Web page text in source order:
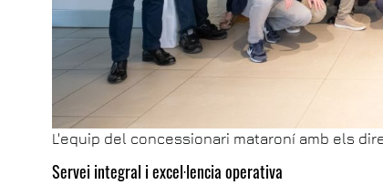
L'equip del concessionari mataroní amb els
Servei integral i excel·lencia operativa